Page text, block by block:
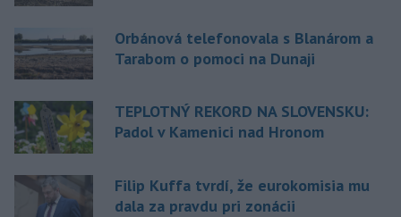
Orbánová telefonovala s Blanárom a
Tarabom o pomoci na Dunaji
TEPLOTNÝ REKORD NA SLOVENSKU:
Padol v Kamenici nad Hronom
Filip Kuffa tvrdí, že eurokomisia mu
dala za pravdu pri zonácii